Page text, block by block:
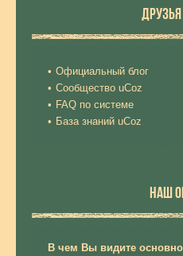
Официальный блог
Сообщество uCoz
FAQ по системе
База знаний uCoz
НАШ
В чем Вы видите